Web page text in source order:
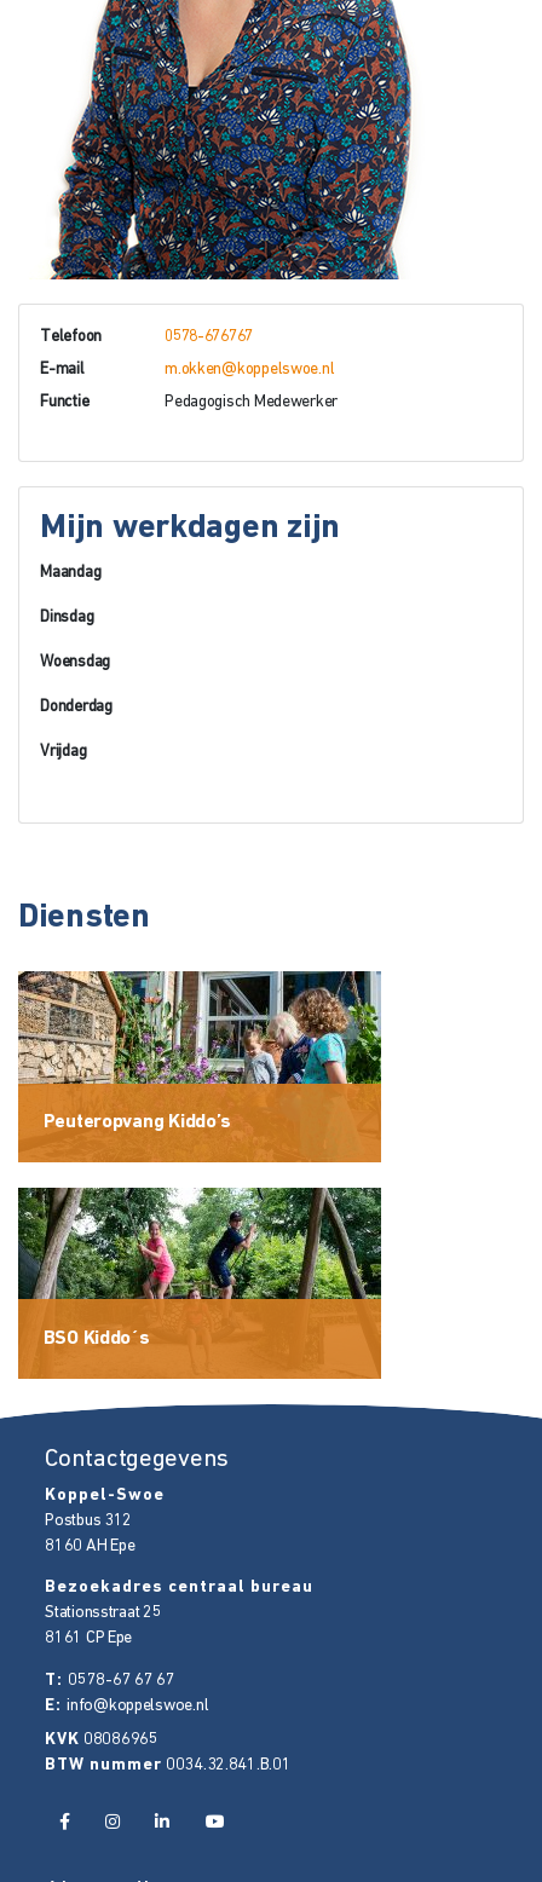
Telefoon 0578-676767
E-mail m.okken@koppelswoe.nl
Functie Pedagogisch Medewerker
Mijn werkdagen zijn
Maandag
Dinsdag
Woensdag
Donderdag
Vrijdag
Diensten
Peuteropvang Kiddo’s
BSO Kiddo´s
Contactgegevens
Koppel-Swoe
Postbus 312
8160 AH Epe
Bezoekadres centraal bureau
Stationsstraat 25
8161 CPEpe
T: 0578-67 67 67
E:info@koppelswoe.nl
KVK 08086965
BTW nummer 0034.32.841.B.01